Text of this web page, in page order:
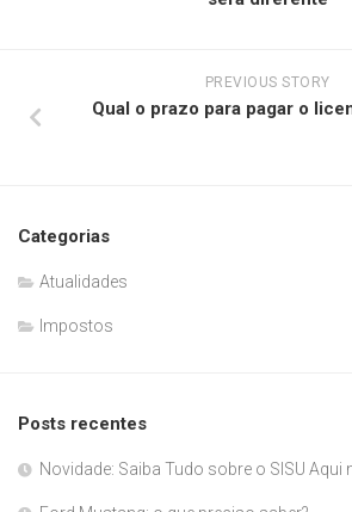
PREVIOUS STORY
Qual o prazo para pagar o
Categorias
Atualidades
Impostos
Posts recentes
Novidade: Saiba Tudo sobre o SISU Aqui